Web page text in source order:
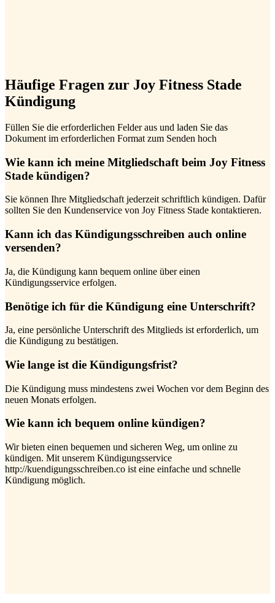
Häufige Fragen zur Joy Fitness Stade
Kündigung
Füllen Sie die erforderlichen Felder aus und laden Sie das
Dokument im erforderlichen Format zum Senden hoch
Wie kann ich meine Mitgliedschaft beim Joy Fitness
Stade kündigen?
Sie können Ihre Mitgliedschaft jederzeit schriftlich kündigen. Dafür
sollten Sie den Kundenservice von Joy Fitness Stade kontaktieren.
Kann ich das Kündigungsschreiben auch online
versenden?
Ja, die Kündigung kann bequem online über einen
Kündigungsservice erfolgen.
Benötige ich für die Kündigung eine Unterschrift?
Ja, eine persönliche Unterschrift des Mitglieds ist erforderlich, um
die Kündigung zu bestätigen.
Wie lange ist die Kündigungsfrist?
Die Kündigung muss mindestens zwei Wochen vor dem Beginn des
neuen Monats erfolgen.
Wie kann ich bequem online kündigen?
Wir bieten einen bequemen und sicheren Weg, um online zu
kündigen. Mit unserem Kündigungsservice
http://kuendigungsschreiben.co ist eine einfache und schnelle
Kündigung möglich.